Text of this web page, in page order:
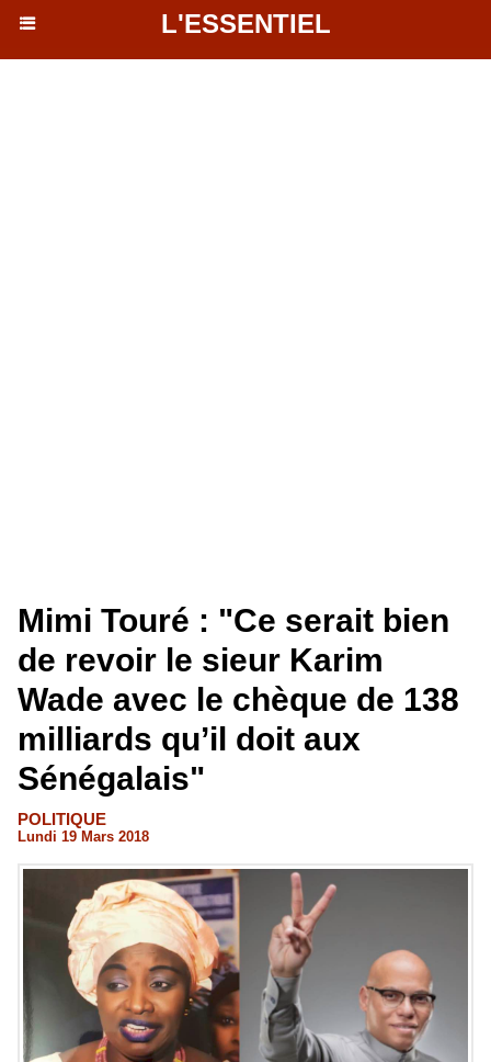
L'ESSENTIEL
Mimi Touré : "Ce serait bien
de revoir le sieur Karim
Wade avec le chèque de 138
milliards qu’il doit aux
Sénégalais"
POLITIQUE
Lundi 19 Mars 2018